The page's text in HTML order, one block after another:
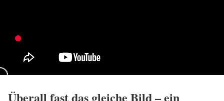
Überall fast das gleiche Bild – ein